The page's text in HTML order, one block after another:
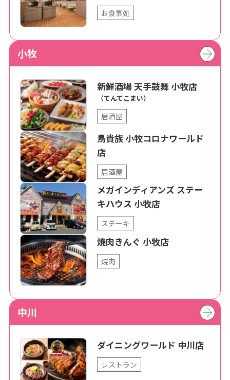
お食事処
小牧
新鮮酒場 天手鼓舞 小牧店
（てんてこまい）
居酒屋
鳥貴族 小牧コロナワールド
店
居酒屋
メガインディアンズ ステー
キハウス 小牧店
ステーキ
焼肉きんぐ 小牧店
焼肉
中川
ダイニングワールド 中川店
レストラン